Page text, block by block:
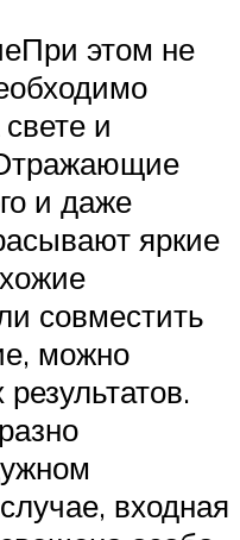
этом не
и
и даже
яркие
совместить
можно
входная